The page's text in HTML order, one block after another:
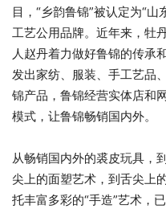
目，“乡韵鲁锦”被认定为“山
工艺公用品牌。近年来，牡
人赵丹着力做好鲁锦的传承
发出家纺、服装、手工艺品
锦产品，鲁锦经营实体店和
模式，让鲁锦畅销国内外。
从畅销国内外的裘皮玩具，
尖上的面塑艺术，到舌尖上
托丰富多彩的“手造”艺术，